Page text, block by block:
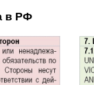
в РФ